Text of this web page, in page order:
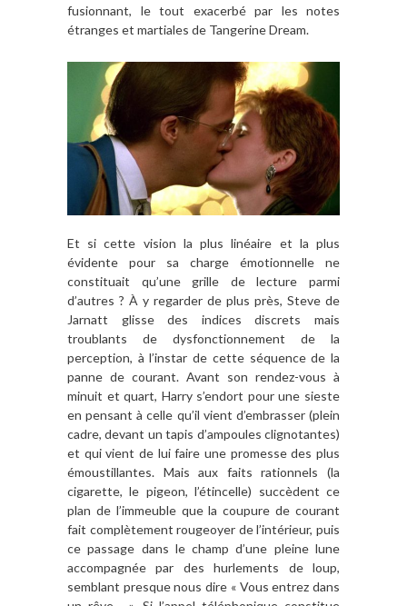
fusionnant, le tout exacerbé par les notes
étranges et martiales de Tangerine Dream.
Et si cette vision la plus linéaire et la plus
évidente pour sa charge émotionnelle ne
constituait qu’une grille de lecture parmi
d’autres ? À y regarder de plus près, Steve de
Jarnatt glisse des indices discrets mais
troublants de dysfonctionnement de la
perception, à l’instar de cette séquence de la
panne de courant. Avant son rendez-vous à
minuit et quart, Harry s’endort pour une sieste
en pensant à celle qu’il vient d’embrasser (plein
cadre, devant un tapis d’ampoules clignotantes)
et qui vient de lui faire une promesse des plus
émoustillantes. Mais aux faits rationnels (la
cigarette, le pigeon, l’étincelle) succèdent ce
plan de l’immeuble que la coupure de courant
fait complètement rougeoyer de l’intérieur, puis
ce passage dans le champ d’une pleine lune
accompagnée par des hurlements de loup,
semblant presque nous dire « Vous entrez dans